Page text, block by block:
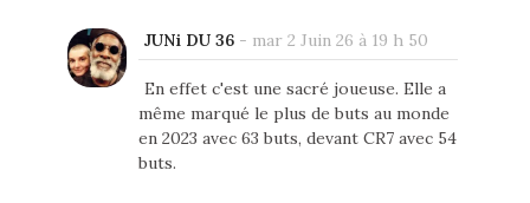
JUNi DU 36- mar 2 Juin 26 à 19 h 50
En effet c'est une sacré joueuse. Elle a
même marqué le plus de buts au monde
en 2023 avec 63 buts, devant CR7 avec 54
buts.